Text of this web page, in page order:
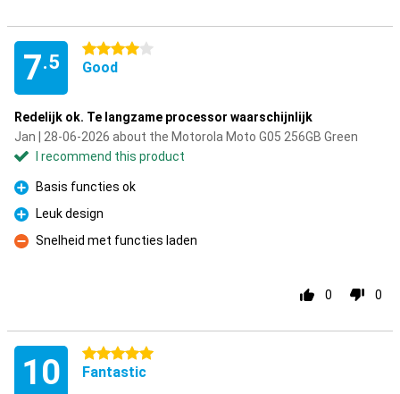
7.5
4 stars
Good
Redelijk ok. Te langzame processor waarschijnlijk
Jan | 28-06-2026 about the Motorola Moto G05 256GB Green
I recommend this product
Pro
Basis functies ok
Pro
Leuk design
Con
Snelheid met functies laden
0 0
10 5 stars
Fantastic